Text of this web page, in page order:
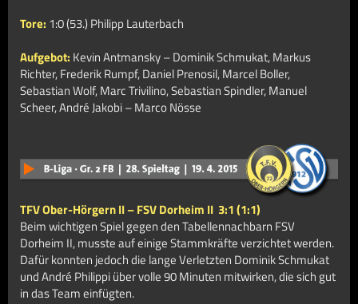
Tore: 1:0 (53.) Philipp Lauterbach
Aufgebot: Kevin Antmansky – Dominik Schmukat, Markus
Richter, Frederik Rumpf, Daniel Prenosil, Marcel Boller,
Sebastian Wolf, Marc Trivilino, Sebastian Spindler, Manuel
Scheer, André Jakobi – Marco Nösse
TFV Ober-Hörgern II – FSV Dorheim II 3:1 (1:1)
Beim wichtigen Spiel gegen den Tabellennachbarn FSV
Dorheim II, musste auf einige Stammkräfte verzichtet werden.
Dafür konnten jedoch die lange Verletzten Dominik Schmukat
und André Philippi über volle 90 Minuten mitwirken, die sich gut
in das Team einfügten.